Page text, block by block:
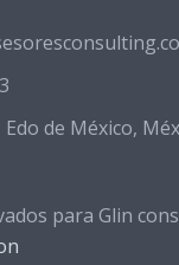
de México,
para Glin